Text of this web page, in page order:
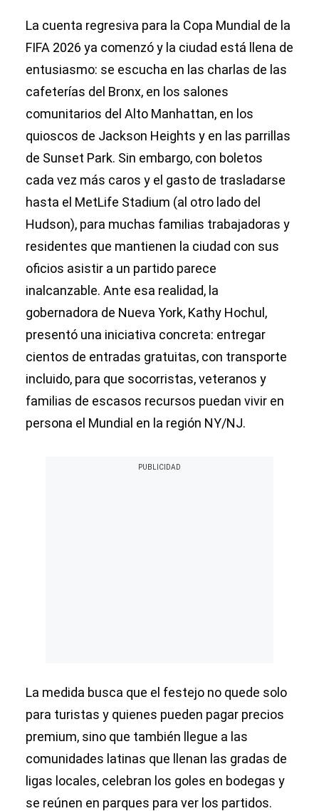
La cuenta regresiva para la Copa Mundial de la
FIFA 2026 ya comenzó y la ciudad está llena de
entusiasmo: se escucha en las charlas de las
cafeterías del Bronx, en los salones
comunitarios del Alto Manhattan, en los
quioscos de Jackson Heights y en las parrillas
de Sunset Park. Sin embargo, con boletos
cada vez más caros y el gasto de trasladarse
hasta el MetLife Stadium (al otro lado del
Hudson), para muchas familias trabajadoras y
residentes que mantienen la ciudad con sus
oficios asistir a un partido parece
inalcanzable. Ante esa realidad, la
gobernadora de Nueva York, Kathy Hochul,
presentó una iniciativa concreta: entregar
cientos de entradas gratuitas, con transporte
incluido, para que socorristas, veteranos y
familias de escasos recursos puedan vivir en
persona el Mundial en la región NY/NJ.
La medida busca que el festejo no quede solo
para turistas y quienes pueden pagar precios
premium, sino que también llegue a las
comunidades latinas que llenan las gradas de
ligas locales, celebran los goles en bodegas y
se reúnen en parques para ver los partidos.